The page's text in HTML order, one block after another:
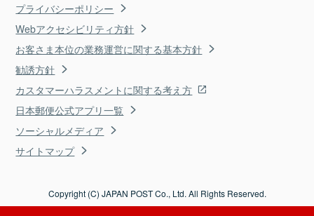
プライバシーポリシー
Webアクセシビリティ方針
お客さま本位の業務運営に関する基本方針
勧誘方針
カスタマーハラスメントに関する考え方
日本郵便公式アプリ一覧
ソーシャルメディア
サイトマップ
Copyright (C) JAPAN POST Co., Ltd. All Rights Reserved.